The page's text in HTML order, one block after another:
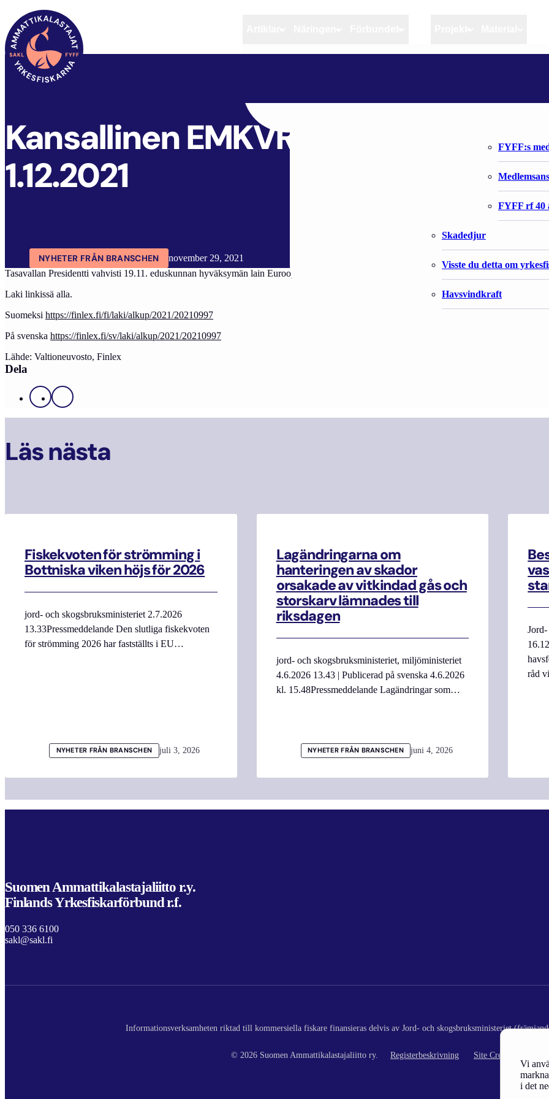
Vi
i det
Artiklar Näringen
Riktlinjer för god praxis
Stöd till fiskerinäringen
Anvisningar
Fiskar och
Skadedjur
Visste du detta om
Havsvindkraft
Förbundet
FYFF:s
FYFF rf 40
FYFF ARTIKLAR
Kansallinen EMKVR-laki voimaan
1.12.2021
NYHETER FRÅN BRANSCHEN
november 29, 2021
Tasavallan Presidentti vahvisti 19.11. eduskunnan hyväksymän lain Euroopan meri-, kalatalous- ja vesiviljelyrahastosta. Laki tulee voimaan
Laki linkissä alla.
Suomeksi https://finlex.fi/fi/laki/alkup/2021/20210997
På svenska https://finlex.fi/sv/laki/alkup/2021/20210997
Lähde: Valtioneuvosto, Finlex
Dela
Facebook
X
Läs nästa
Fiskekvoten för strömming i
Bottniska viken höjs för 2026
jord- och skogsbruksministeriet 2.7.2026
13.33Pressmeddelande Den slutliga fiskekvoten
för strömming 2026 har fastställts i EU…
NYHETER FRÅN BRANSCHEN juli 3, 2026
Lagändringarna om
hanteringen av skador
orsakade av vitkindad gås och
storskarv lämnades till
riksdagen
jord- och skogsbruksministeriet, miljöministeriet
4.6.2026 13.43 | Publicerad på svenska 4.6.2026
kl. 15.48Pressmeddelande Lagändringar som…
NYHETER FRÅN BRANSCHEN juni 4, 2026
råd
Suomen Ammattikalastajaliitto r.y.
Finlands Yrkesfiskarförbund r.f.
050 336 6100
sakl@sakl.fi
Informationsverksamheten riktad till kommersiella fiskare finansieras delvis av Jord- och skogsbruksministeriet
© 2026 Suomen Ammattikalastajaliitto ry. Registerbeskrivning Site Credits